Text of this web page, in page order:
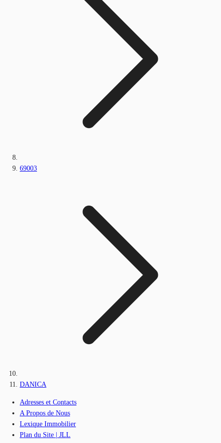
69003
DANICA
Adresses et Contacts
A Propos de Nous
Lexique Immobilier
Plan du Site | JLL